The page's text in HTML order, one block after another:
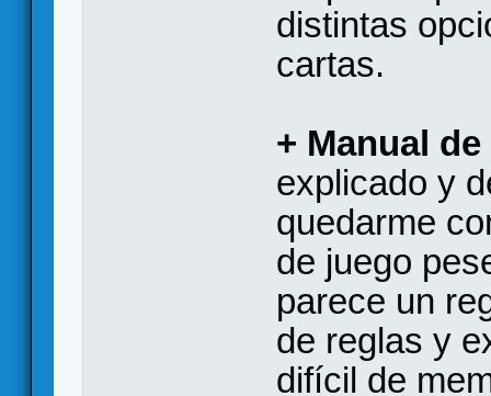
distintas
cartas.
+ Manual
explicado y
quedarme
de juego
parece un
de reglas y
difícil de